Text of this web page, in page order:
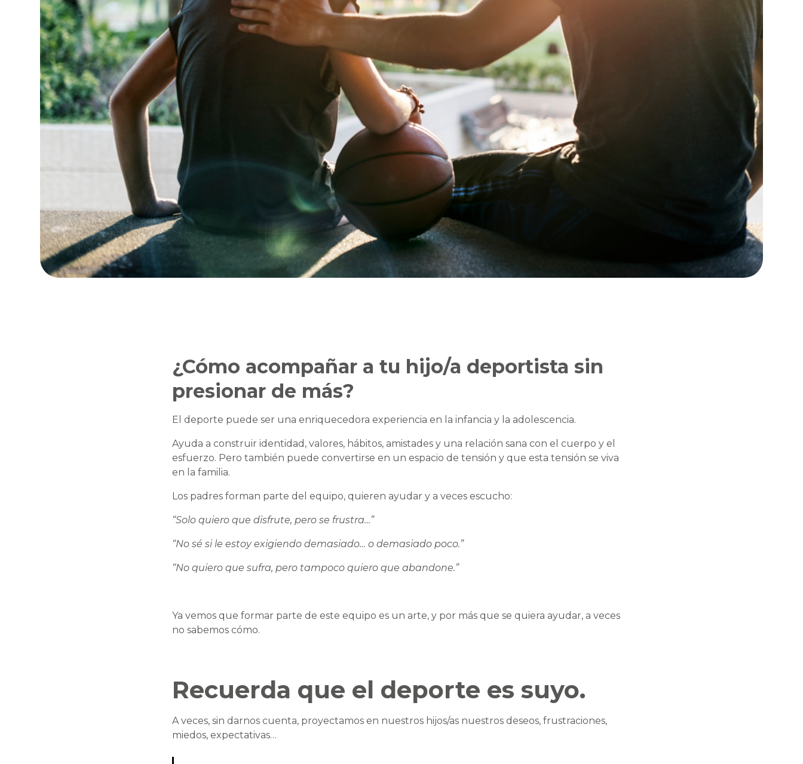
¿Cómo acompañar a tu hijo/a deportista sin
presionar de más?
El deporte puede ser una enriquecedora experiencia en la infancia y la adolescencia.
Ayuda a construir identidad, valores, hábitos, amistades y una relación sana con el cuerpo y el
esfuerzo. Pero también puede convertirse en un espacio de tensión y que esta tensión se viva
en la familia.
Los padres forman parte del equipo, quieren ayudar y a veces escucho:
“Solo quiero que disfrute, pero se frustra…”
“No sé si le estoy exigiendo demasiado… o demasiado poco.”
“No quiero que sufra, pero tampoco quiero que abandone.”
Ya vemos que formar parte de este equipo es un arte, y por más que se quiera ayudar, a veces
no sabemos cómo.
Recuerda que el deporte es suyo.
A veces, sin darnos cuenta, proyectamos en nuestros hijos/as nuestros deseos, frustraciones,
miedos, expectativas…